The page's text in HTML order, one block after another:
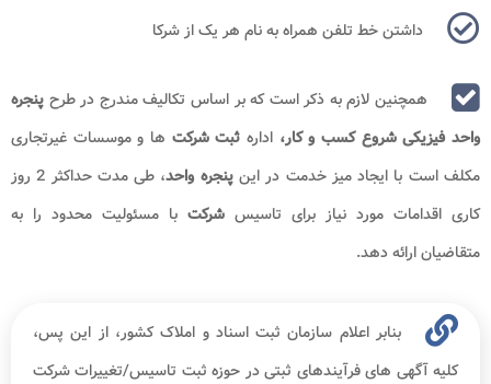
داشتن خط تلفن همراه به نام هر یک از شرکا
همچنین لازم به ذکر است که بر اساس تکالیف مندرج در طرح پنجره
واحد فیزیکی شروع کسب‌ و‌ کار، اداره ثبت شرکت‌ ها و موسسات غیرتجاری
مکلف است با ایجاد میز خدمت در اینپنجره واحد
، طی مدت حداکثر 2 روز
کاری اقدامات مورد نیاز برای تاسیس شرکت با مسئولیت محدود را به
متقاضیان ارائه دهد.
بنابر اعلام سازمان ثبت اسناد و املاک کشور، از این پس،
کلیه آگهی های فرآیندهای ثبتی در حوزه ثبت تاسیس/تغییرات شرکت